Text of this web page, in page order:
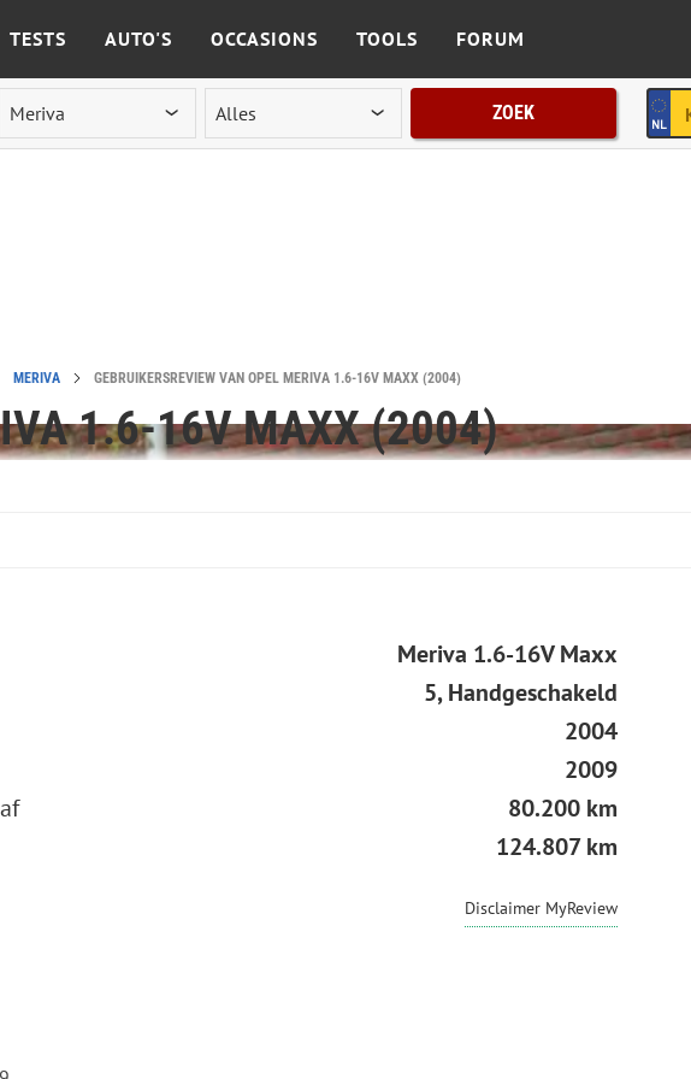
TESTS AUTO'S OCCASIONS TOOLS FORUM
ZOEK
MERIVA GEBRUIKERSREVIEW VAN OPEL MERIVA 1.6-16V MAXX (2004)
1.6-16V MAXX (2004)
Meriva 1.6-16V Maxx
5, Handgeschakeld
2004
2009
80.200 km
124.807 km
Disclaimer MyReview